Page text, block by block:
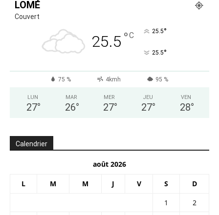
LOMÉ
Couvert
25.5 °C 25.5°
25.5°
75 % 4kmh 95 %
LUN
27°
MAR
26°
MER
27°
JEU
27°
VEN
28°
Calendrier
août 2026
L M M J V S D
1
2